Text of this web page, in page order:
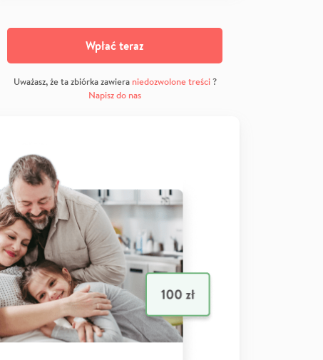
Wpłać teraz
Uważasz, że ta zbiórka zawiera niedozwolone treści?
Napisz do nas